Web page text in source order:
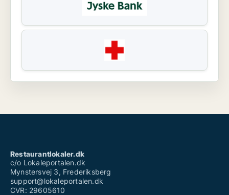
Restaurantlokaler.dk
c/o Lokaleportalen.dk
Mynstersvej 3, Frederiksberg
support@lokaleportalen.dk
CVR: 29605610